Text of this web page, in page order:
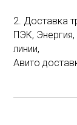
2. Доставка
ПЭК,
линии,
Авито